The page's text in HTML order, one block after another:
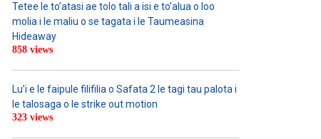
Tetee le to’atasi ae tolo tali a isi e to’alua o loo
molia i le maliu o se tagata i le Taumeasina
Hideaway
858 views
Lu’i e le faipule filifilia o Safata 2 le tagi tau palota i
le talosaga o le strike out motion
323 views